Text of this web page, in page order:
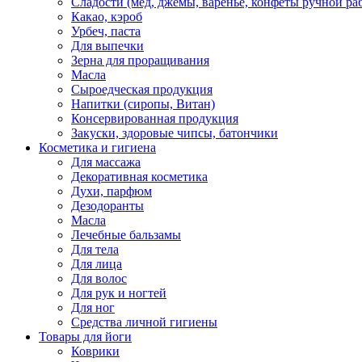
Какао, кэроб
Урбеч, паста
Для выпечки
Зерна для проращивания
Масла
Сыроедческая продукция
Напитки (сиропы, Витан)
Консервированная продукция
Закуски, здоровые чипсы, батончики
Косметика и гигиена
Для массажа
Декоративная косметика
Духи, парфюм
Дезодоранты
Масла
Лечебные бальзамы
Для тела
Для лица
Для волос
Для рук и ногтей
Для ног
Средства личной гигиены
Товары для йоги
Коврики